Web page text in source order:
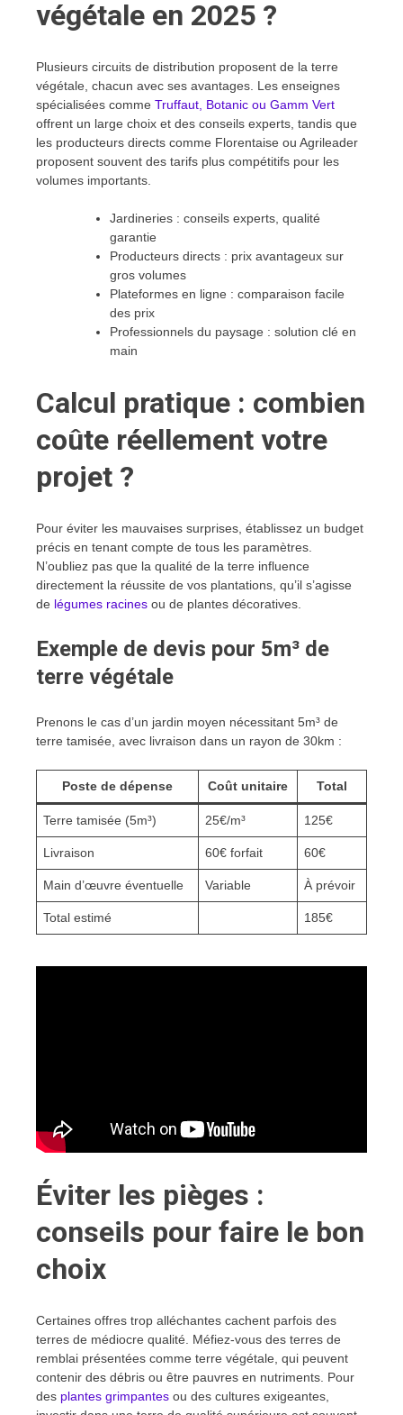
végétale en 2025 ?
Plusieurs circuits de distribution proposent de la terre
végétale, chacun avec ses avantages. Les enseignes
spécialisées comme Truffaut, Botanic ou Gamm Vert
offrent un large choix et des conseils experts, tandis que
les producteurs directs comme Florentaise ou Agrileader
proposent souvent des tarifs plus compétitifs pour les
volumes importants.
Jardineries : conseils experts, qualité
garantie
Producteurs directs : prix avantageux sur
gros volumes
Plateformes en ligne : comparaison facile
des prix
Professionnels du paysage : solution clé en
main
Calcul pratique : combien
coûte réellement votre
projet ?
Pour éviter les mauvaises surprises, établissez un budget
précis en tenant compte de tous les paramètres.
N’oubliez pas que la qualité de la terre influence
directement la réussite de vos plantations, qu’il s’agisse
de légumes racines ou de plantes décoratives.
Exemple de devis pour 5m³ de
terre végétale
Prenons le cas d’un jardin moyen nécessitant 5m³ de
terre tamisée, avec livraison dans un rayon de 30km :
Poste de dépense Coût unitaire Total
Terre tamisée (5m³) 25€/m³ 125€
Livraison 60€ forfait 60€
Main d’œuvre éventuelle Variable À prévoir
Total estimé 185€
Éviter les pièges :
conseils pour faire le bon
choix
Certaines offres trop alléchantes cachent parfois des
terres de médiocre qualité. Méfiez-vous des terres de
remblai présentées comme terre végétale, qui peuvent
contenir des débris ou être pauvres en nutriments. Pour
des plantes grimpantes ou des cultures exigeantes,